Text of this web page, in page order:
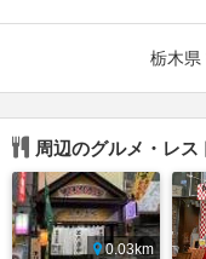
栃木県
周辺のグルメ・レス
0.03km